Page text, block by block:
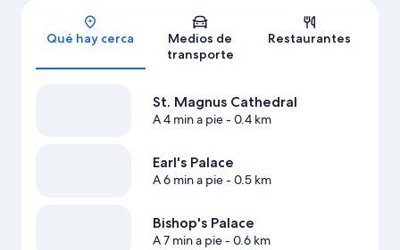
Sección del mapa
Qué hay cerca
Medios de
transporte
Restaurantes
St. Magnus Cathedral
A 4 min a pie- 0.4 km
Earl's Palace
A 6 min a pie- 0.5 km
Bishop's Palace
A 7 min a pie- 0.6 km